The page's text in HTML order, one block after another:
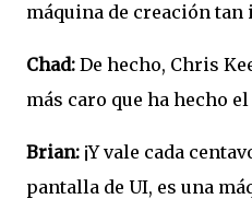
máquina de creación tan
Chad: De hecho, Chris
más caro que ha hecho
Brian: ¡Y vale cada
pantalla de UI, es una